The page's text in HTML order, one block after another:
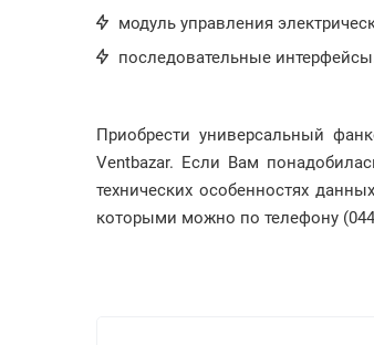
модуль управления
последовательные
Приобрести универсальный
Ventbazar. Если Вам
технических особенностях
которыми можно по телефону